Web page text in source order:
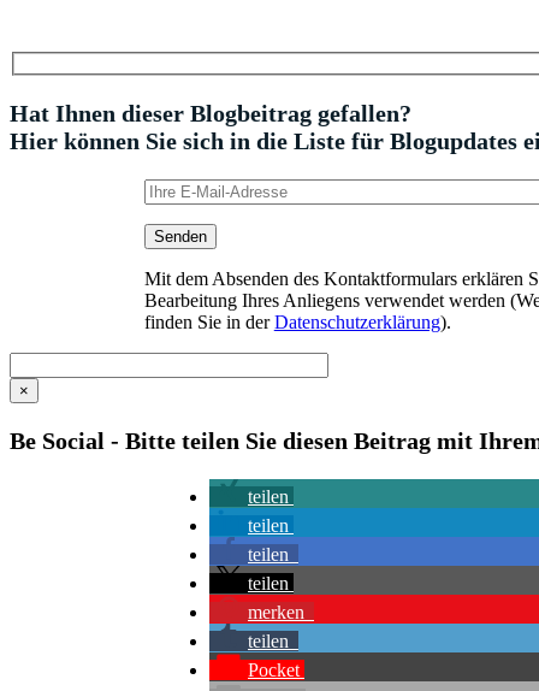
Hat Ihnen dieser Blogbeitrag gefallen?
Hier können Sie sich in die Liste für Blogupdates
Mit dem Absenden des Kontaktformulars erklären
Bearbeitung Ihres Anliegens verwendet werden
finden Sie in derDatenschutzerklärung).
×
Be Social - Bitte teilen Sie diesen Beitrag mit
teilen
teilen
teilen
teilen
merken
teilen
Pocket